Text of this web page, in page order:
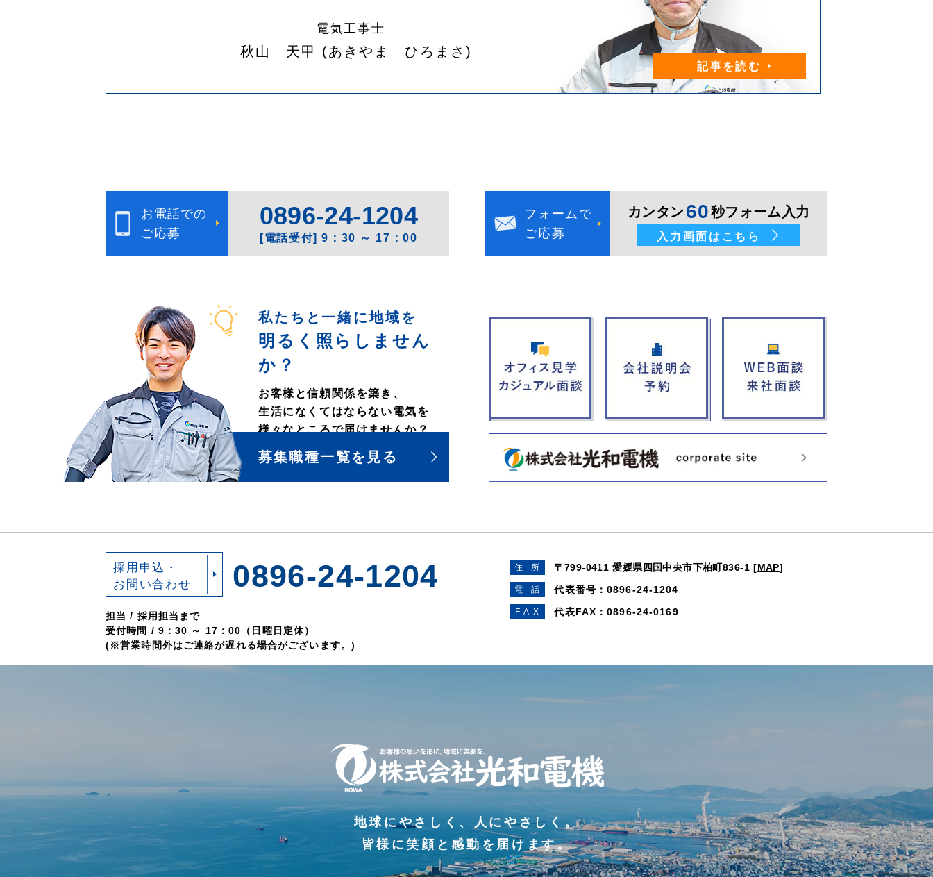
電気工事士
秋山 天甲 (あきやま ひろまさ)
記事を読む
お電話での
ご応募
0896-24-1204
[電話受付] 9：30 ～ 17：00
フォームで
ご応募
カンタン 60秒フォーム入力
入力画面はこちら
私たちと一緒に地域を
明るく照らしません
か？
お客様と信頼関係を築き、
生活になくてはならない電気を
様々なところで届けませんか？
募集職種一覧を見る
採用申込・
お問い合わせ
0896-24-1204
担当 / 採用担当まで
受付時間 / 9：30 ～ 17：00（日曜日定休）
(※営業時間外はご連絡が遅れる場合がございます。)
住 所 〒799-0411 愛媛県四国中央市下柏町836-1 [MAP]
電話 代表番号：0896-24-1204
FAX 代表FAX：0896-24-0169
地球にやさしく、人にやさしく。
皆様に笑顔と感動を届けます。